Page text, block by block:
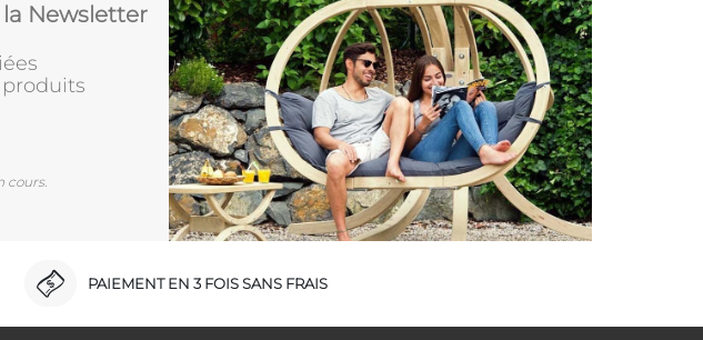
Newsletter
cours.
PAIEMENT EN 3 FOIS SANS FRAIS